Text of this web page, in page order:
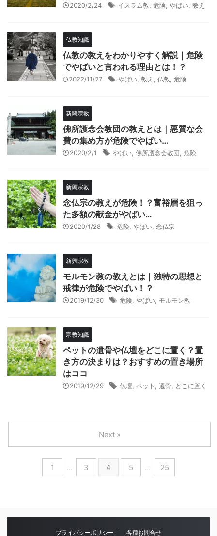
2020/2/24 イスラム教 危険 やばい 教え
仏教知識
仏教の教えをわかりやすく解説｜危険
でやばいと言われる理由とは！？
2022/11/27 やばい 教え 仏教 危険
新興宗教
佛所護念会教団の教えとは｜悪質な会
費の集め方が危険でやばい…
2020/2/1 やばい 佛所護念会教団 危険
新興宗教
念仏宗の教えが危険！？富裕層を狙っ
た多額の献金がやばい…
2020/1/28 危険 やばい 念仏宗
新興宗教
モルモン教の教えとは｜独特の思想と
戒律が危険でやばい！？
2019/12/30 危険 やばい モルモン教
宗教知識
ペットの遺骨や仏壇をどこに置く？置
き方の決まりは？おすすめの置き場所
はココ
2019/12/29 仏壇 ペット 遺骨 どこに置く
1 … 3 4 5 … 25
Next »
プライバシーポリシー 各種お問合せ